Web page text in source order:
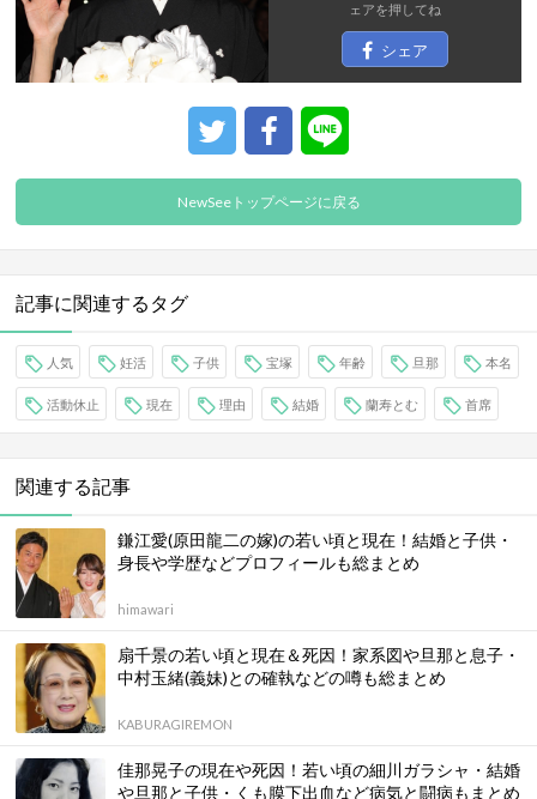
ェアを押してね
シェア
NewSeeトップページに戻る
記事に関連するタグ
人気 妊活 子供 宝塚 年齢 旦那 本名
活動休止 現在 理由 結婚 蘭寿とむ 首席
関連する記事
鎌江愛(原田龍二の嫁)の若い頃と現在！結婚と子供・
身長や学歴などプロフィールも総まとめ
himawari
扇千景の若い頃と現在＆死因！家系図や旦那と息子・
中村玉緒(義妹)との確執などの噂も総まとめ
KABURAGIREMON
佳那晃子の現在や死因！若い頃の細川ガラシャ・結婚
や旦那と子供・くも膜下出血など病気と闘病もまとめ